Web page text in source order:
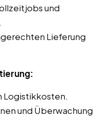
und
Lieferung
Logistikkosten.
und Überwachung